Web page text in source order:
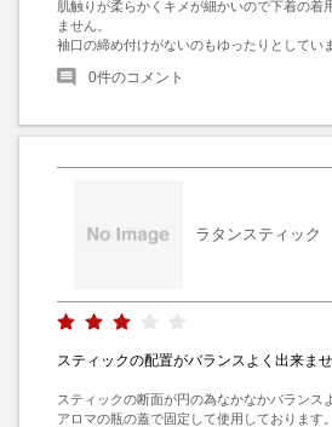
肌触りが柔らかくキメが細かいので下着の着
ません。
袖口の締め付けがないのもゆったりとしてい
0件のコメント
ラタンスティック
スティックの配置がバランスよく出来ませ
スティックの断面が円の為なかなかバランス
アロマの瓶の蓋で固定して使用しております。